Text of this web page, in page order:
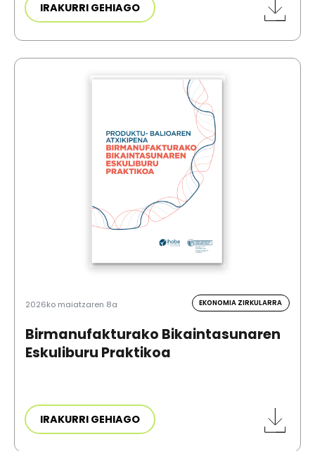
IRAKURRI GEHIAGO
2026ko maiatzaren 8a EKONOMIA ZIRKULARRA
Birmanufakturako Bikaintasunaren
Eskuliburu Praktikoa
IRAKURRI GEHIAGO